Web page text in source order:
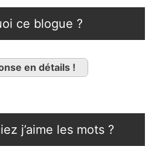
ce blogue ?
en détails !
j’aime les mots ?